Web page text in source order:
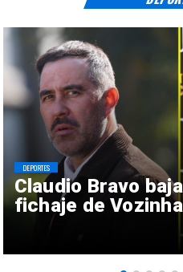
Claudio Bravo
fichaje de Vozinha
DEPORTES